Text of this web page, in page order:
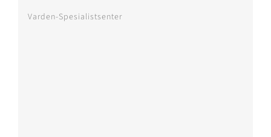
Varden-Spesialistsenter